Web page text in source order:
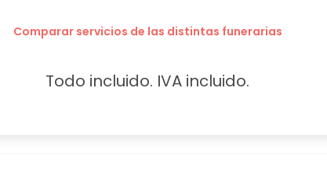
Comparar servicios de las distintas funerarias
Todo incluido. IVA incluido.